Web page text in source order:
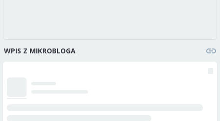
WPIS Z MIKROBLOGA